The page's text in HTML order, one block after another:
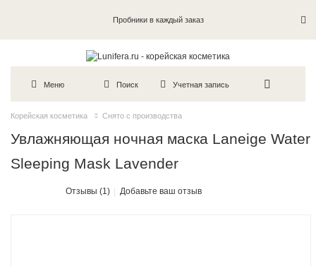
Пробники в каждый заказ
Меню Поиск Учетная запись
Корейская косметика Снято с производства
Увлажняющая ночная маска Laneige Water
Sleeping Mask Lavender
Отзывы (1) Добавьте ваш отзыв